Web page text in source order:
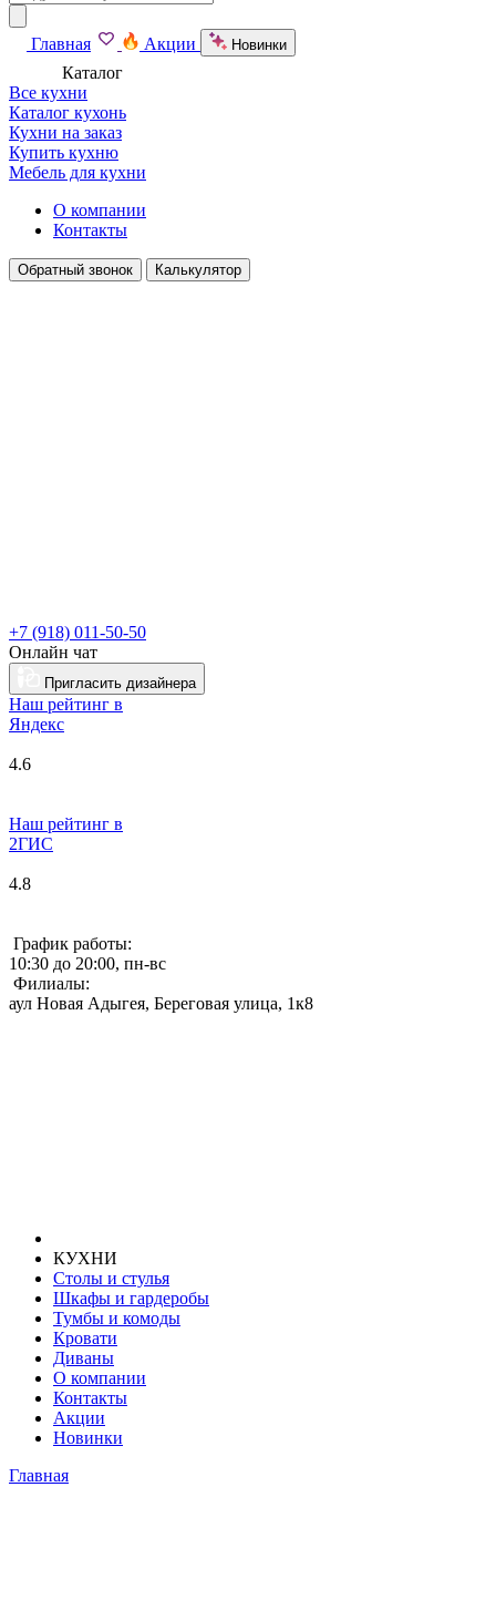
Главная Акции Новинки
Каталог
Все кухни
Каталог кухонь
Кухни на заказ
Купить кухню
Мебель для кухни
О компании
Контакты
Обратный звонок Калькулятор
+7 (918) 011-50-50
Онлайн чат
Пригласить дизайнера
Наш рейтинг в
Яндекс
4.6
Наш рейтинг в
2ГИС
4.8
График работы:
10:30 до 20:00, пн-вс
Филиалы:
аул Новая Адыгея, Береговая улица, 1к8
КУХНИ
Столы и стулья
Шкафы и гардеробы
Тумбы и комоды
Кровати
Диваны
О компании
Контакты
Акции
Новинки
Главная